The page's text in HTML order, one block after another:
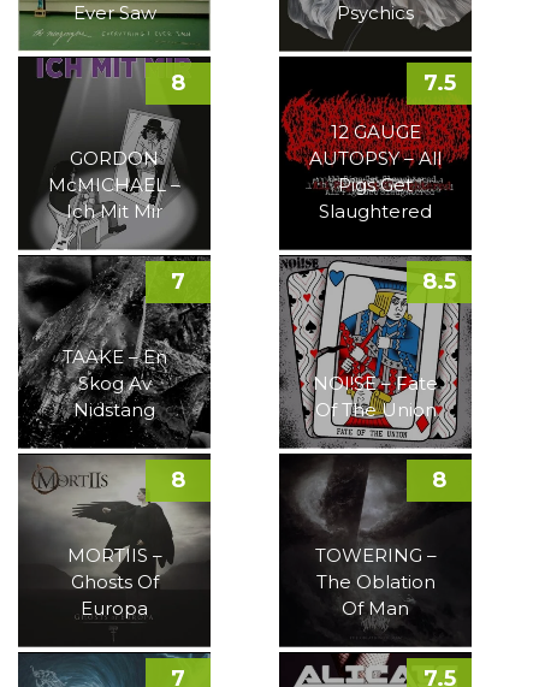
Ever Saw
Psychics
GORDON
McMICHAEL –
Ich Mit Mir
8
12 GAUGE
AUTOPSY – All
Pigs Get
Slaughtered
7.5
TAAKE – En
Skog Av
Nidstang
7
NOI!SE – Fate
Of The Union
8.5
MORTIIS –
Ghosts Of
Europa
8
TOWERING –
The Oblation
Of Man
8
7 7.5